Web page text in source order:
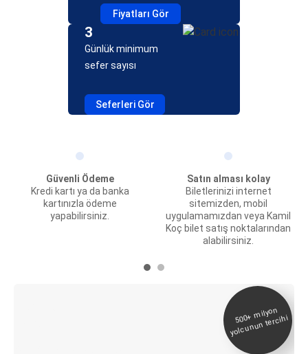
Fiyatları Gör
3
Günlük minimum
sefer sayısı
Seferleri Gör
Güvenli Ödeme
Kredi kartı ya da banka
kartınızla ödeme
yapabilirsiniz.
Satın alması kolay
Biletlerinizi internet
sitemizden, mobil
uygulamamızdan veya Kamil
Koç bilet satış noktalarından
alabilirsiniz.
500+
milyon
yolcunun tercihi